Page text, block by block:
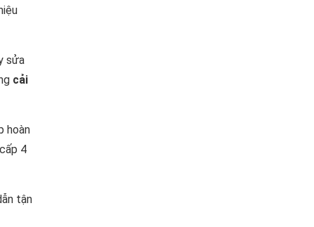
sửa
cải
hoàn
4
tận